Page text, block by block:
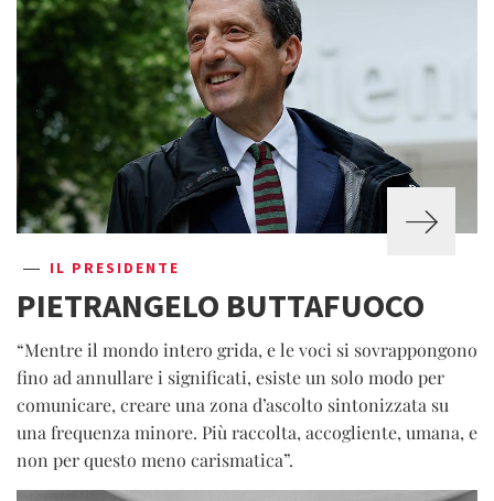
IL PRESIDENTE
PIETRANGELO BUTTAFUOCO
“Mentre il mondo intero grida, e le voci si sovrappongono
fino ad annullare i significati, esiste un solo modo per
comunicare, creare una zona d’ascolto sintonizzata su
una frequenza minore. Più raccolta, accogliente, umana, e
non per questo meno carismatica”.